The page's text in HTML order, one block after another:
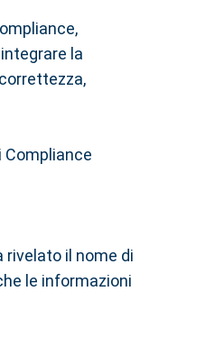
la
Compliance
rivelato il nome di
le informazioni